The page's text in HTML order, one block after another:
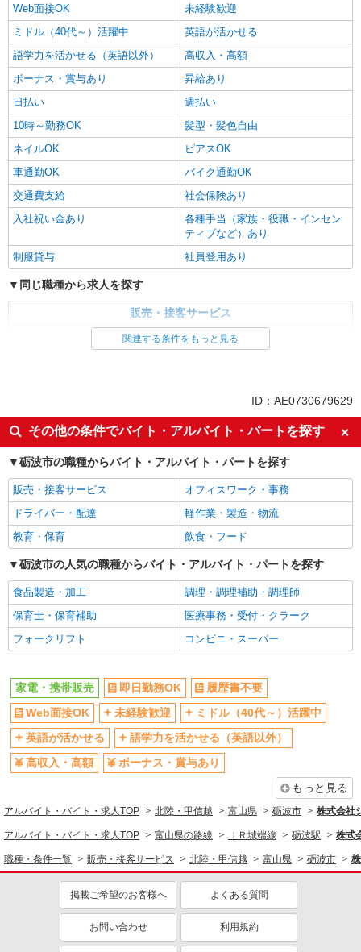
Web面接OK
未経験歓迎
ミドル（40代～）活躍中
英語が活かせる
語学力を活かせる（英語以外）
高収入・高額
ボーナス・賞与あり
昇給あり
日払い
週払い
10時～勤務OK
髪型・髪色自由
ネイルOK
ピアスOK
車通勤OK
バイク通勤OK
交通費支給
社会保険あり
入社祝い金あり
各種手当（家族・役職・インセン
ティブなど）あり
制服貸与
社員登用あり
同じ職種から求人を探す
販売・接客サービス
英語が活かせる
ボーナス・賞与あり
日払い
車通勤OK
交通費支給
社会保険あり
社員登用あり
関連する条件をもっと見る
ID：AE0730679629
その他の条件でバイト・アルバイト・パートを探す
砺波市の職種からバイト・アルバイト・パートを探す
販売・接客サービス
オフィスワーク・事務
ドライバー・配達
軽作業・製造・物流
教育・保育
飲食・フード
砺波市の人気の職種からバイト・アルバイト・パートを探す
食品製造・加工
調理・調理補助・調理師
保育士・保育補助
医療事務・受付・クラーク
フォークリフト
コンビニ・スーパー
家電・携帯販売 即日勤務OK
履歴書不要
Web面接OK
未経験歓迎
ミドル（40代～）活躍中
英語が活かせる
語学力を活かせる（英語以外）
高収入・高額
ボーナス・賞与あり
もっと見る
アルバイト・バイト・求人TOP 北陸・甲信越 富山県 砺波市 株式会社
アルバイト・バイト・求人TOP 富山県の路線 ＪＲ城端線 砺波駅 株式
職種・条件一覧 販売・接客サービス 北陸・甲信越 富山県 砺波市
掲載ご希望のお客様へ よくある質問
お問い合わせ 利用規約